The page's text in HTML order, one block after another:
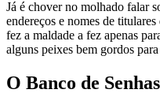
Já é chover no molhado falar
endereços e nomes de
fez a maldade a fez apenas
alguns peixes bem gordos
O Banco de Senhas